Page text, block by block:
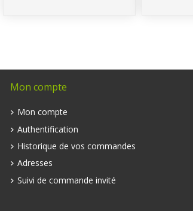
Mon compte
Mon compte
Authentification
Historique de vos commandes
Adresses
Suivi de commande invité